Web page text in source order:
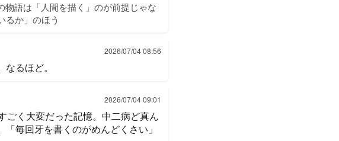
物語は「人間を描く」のが前提じゃな
るか」のほう
2026/07/04 08:56
るほど。
2026/07/04 09:01
ごく大変だった記憶。中二病ど真ん
毎回牙を書くのがめんどくさい」